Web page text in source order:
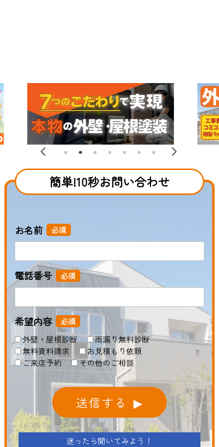
簡単!10秒お問い合わせ
お名前 必須
電話番号 必須
希望内容 必須
外壁・屋根診断
雨漏り無料診断
無料資料請求
お見積もり依頼
ご来店予約
その他のご相談
送信する
迷ったら聞いてみよう！